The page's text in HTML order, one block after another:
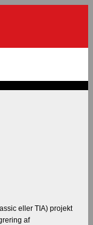
eller TIA) projekt
af